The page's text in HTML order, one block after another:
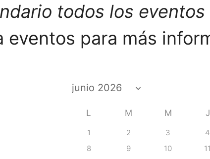
todos los eventos
eventos para más
L M M J
1 2 3 4
8
9 10 11